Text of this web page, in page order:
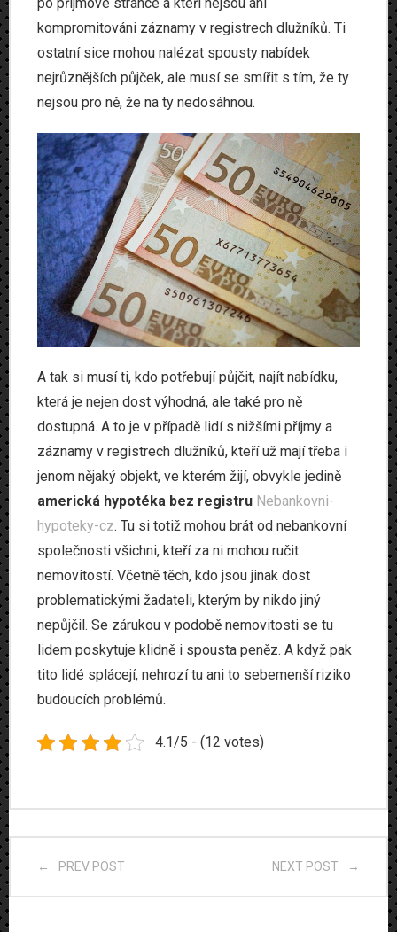
kompromitováni záznamy v registrech dlužníků. Ti
ostatní sice mohou nalézat spousty nabídek
nejrůznějších půjček, ale musí se smířit s tím, že ty
nejsou pro ně, že na ty nedosáhnou.
A tak si musí ti, kdo potřebují půjčit, najít nabídku,
která je nejen dost výhodná, ale také pro ně
dostupná. A to je v případě lidí s nižšími příjmy a
záznamy v registrech dlužníků, kteří už mají třeba i
jenom nějaký objekt, ve kterém žijí, obvykle jedině
americká hypotéka bez registru Nebankovni-
hypoteky-cz. Tu si totiž mohou brát od nebankovní
společnosti všichni, kteří za ni mohou ručit
nemovitostí. Včetně těch, kdo jsou jinak dost
problematickými žadateli, kterým by nikdo jiný
nepůjčil. Se zárukou v podobě nemovitosti se tu
lidem poskytuje klidně i spousta peněz. A když pak
tito lidé splácejí, nehrozí tu ani to sebemenší riziko
budoucích problémů.
4.1/5 - (12 votes)
PREV POST NEXT POST